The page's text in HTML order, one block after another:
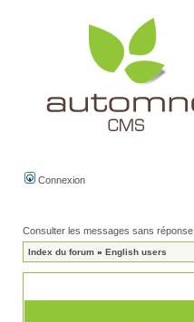
Connexion
Consulter les messages sans réponse
Index du forum » English users